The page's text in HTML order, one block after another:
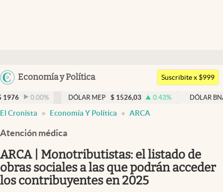
Argentina
Uruguay
Economía y Política
Members
Economía y Política
Finanzas y Mercados
Mercados Online
Negocios
Columnistas
Suscribite x $999
% DÓLAR MEP $ 1526,03 0.43% DÓLAR BNA $ 1520
El Cronista Economía Y Política ARCA
Atención médica
ARCA | Monotributistas: el listado de
obras sociales a las que podrán acceder
los contribuyentes en 2025